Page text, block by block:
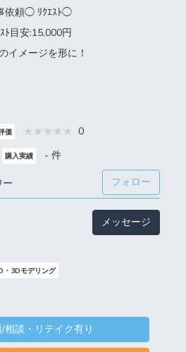
依頼◯ ﾘｸｴｽﾄ◯
ﾄ目安:15,000円
イメージを形に！
価 0
購入実績 - 件
ー フォロー
メッセージ
・3Dモデリング
相談・リテイク有り